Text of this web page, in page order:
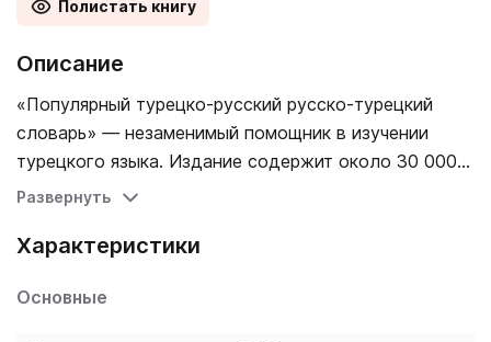
Полистать книгу
Описание
«Популярный турецко-русский русско-турецкий
словарь» — незаменимый помощник в изучении
турецкого языка. Издание содержит около 30 000
наиболее употребительных слов и словосочетаний,
словарный запас, переводить тексты различной
Издание предназначено для всех, кто изучает
Развернуть
Характеристики
Основные